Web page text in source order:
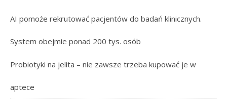
AI pomoże rekrutować pacjentów do badań klinicznych.
System obejmie ponad 200 tys. osób
Probiotyki na jelita – nie zawsze trzeba kupować je w
aptece